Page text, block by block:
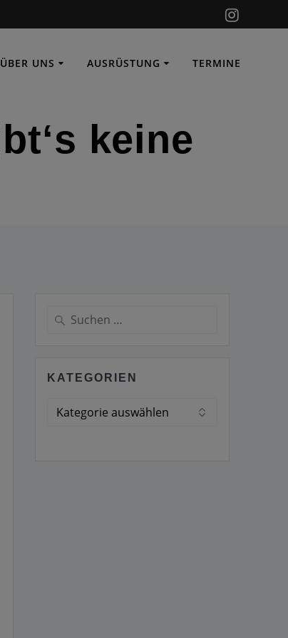
ÜBER UNS AUSRÜSTUNG TERMINE
Suche
KATEGORIEN
Kategorien